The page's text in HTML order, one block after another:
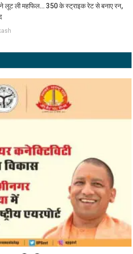
ने लूट ली महफिल… 350 के स्ट्राइक रेट से बनाए रन,